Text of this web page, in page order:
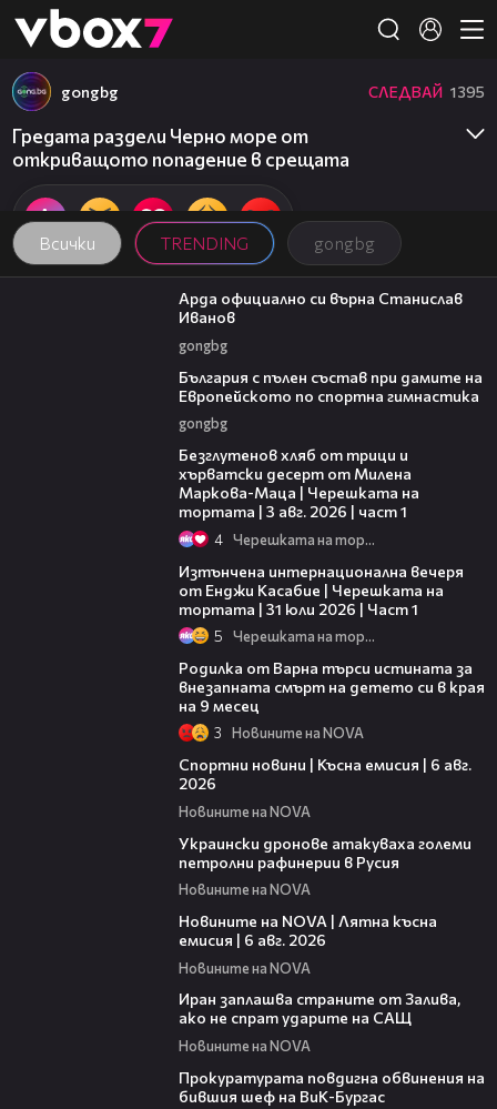
👾
Всички TRENDING gongbg
gongbg СЛЕДВАЙ 1395
Гредата раздели Черно море от
откриващото попадение в срещата
00:19
Арда официално си върна Станислав
Иванов
gongbg
България с пълен състав при дамите на
Европейското по спортна гимнастика
gongbg
Безглутенов хляб от трици и
хърватски десерт от Милена
Маркова-Маца | Черешката на
тортата | 3 авг. 2026 | част 1
4 Черешката на тортата
Изтънчена интернационална вечеря
от Енджи Касабие | Черешката на
тортата | 31 юли 2026 | Част 1
5 Черешката на тортата
Родилка от Варна търси истината за
внезапната смърт на детето си в края
на 9 месец
3 Новините на NOVA
Спортни новини | Късна емисия | 6 авг.
2026
Новините на NOVA
Украински дронове атакуваха големи
петролни рафинерии в Русия
Новините на NOVA
Новините на NOVA | Лятна късна
емисия | 6 авг. 2026
Новините на NOVA
Иран заплашва страните от Залива,
ако не спрат ударите на САЩ
Новините на NOVA
Прокуратурата повдигна обвинения на
бившия шеф на ВиК-Бургас